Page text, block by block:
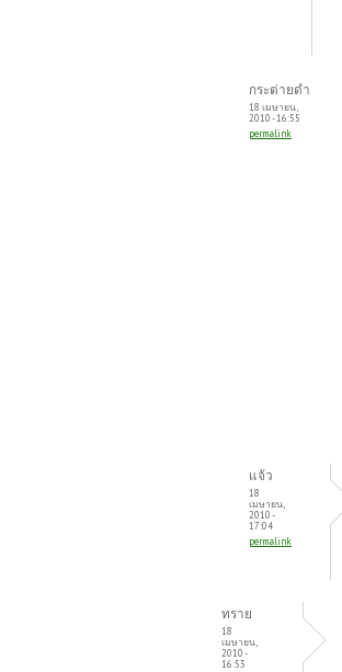
กระต่ายดำ
18 เมษายน,
2010 - 16:55
permalink
แจ้ว
18
เมษายน,
2010 -
17:04
permalink
ทราย
18
เมษายน,
2010 -
16:53